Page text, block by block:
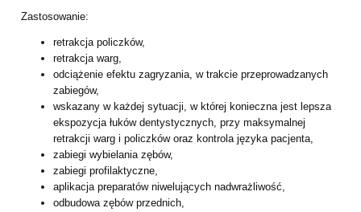
Zastosowanie:
retrakcja policzków,
retrakcja warg,
odciążenie efektu zagryzania, w trakcie przeprowadzanych
zabiegów,
wskazany w każdej sytuacji, w której konieczna jest lepsza
ekspozycja łuków dentystycznych, przy maksymalnej
retrakcji warg i policzków oraz kontrola języka pacjenta,
zabiegi wybielania zębów,
zabiegi profilaktyczne,
aplikacja preparatów niwelujących nadwrażliwość,
odbudowa zębów przednich,